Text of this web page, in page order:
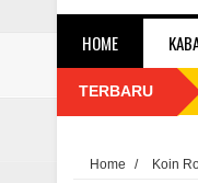
HOME
TERBARU
Home / Koin